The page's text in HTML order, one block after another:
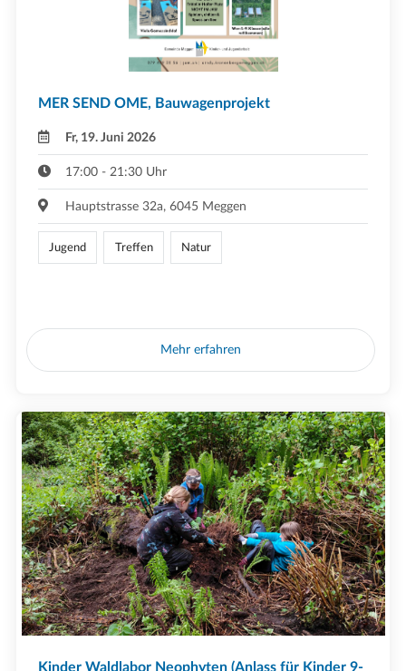
MER SEND OME, Bauwagenprojekt
Fr, 19. Juni 2026
17:00 - 21:30 Uhr
Hauptstrasse 32a, 6045 Meggen
Jugend Treffen Natur
Mehr erfahren
Kinder Waldlabor Neophyten (Anlass für Kinder 9-